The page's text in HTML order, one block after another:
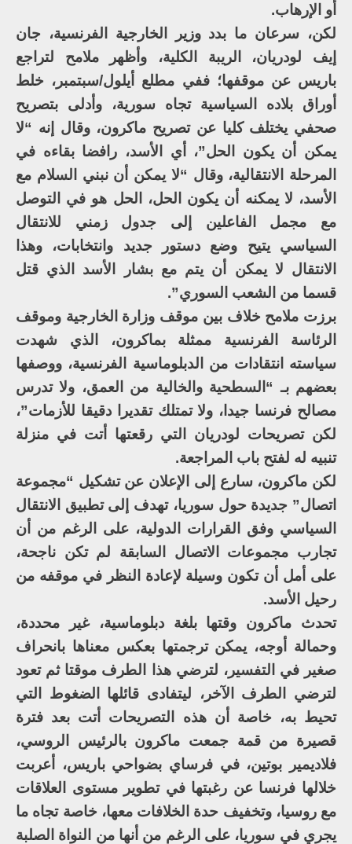
أو الإرهاب.
لكن، سرعان ما بدد وزير الخارجية الفرنسية، جان
إيف لودريان، الريبة الكلية، وأظهر ملامح لتراجع
باريس عن موقفها؛ ففي مطلع أيلول/سبتمبر، خلط
أوراق بلاده السياسية تجاه سورية، وأدلى بتصريح
صحفي يختلف كليا عن تصريح ماكرون، وقال إنه “لا
يمكن أن يكون الحل”، أي الأسد، رافضا بقاءه في
المرحلة الانتقالية، وقال “لا يمكن أن نبني السلام مع
الأسد، لا يمكنه أن يكون الحل، الحل هو في التوصل
مع مجمل الفاعلين إلى جدول زمني للانتقال
السياسي يتيح وضع دستور جديد وانتخابات، وهذا
الانتقال لا يمكن أن يتم مع بشار الأسد الذي قتل
قسما من الشعب السوري”.
برزت ملامح خلاف بين موقف وزارة الخارجية وموقف
الرئاسة الفرنسية ممثلة بماكرون، الذي شهدت
سياسته انتقادات من الدبلوماسية الفرنسية، ووصفها
بعضهم بـ “السطحية والخالية من العمق، ولا تدرس
مصالح فرنسا جيدا، ولا تمتلك تقديرا دقيقا للأزمات”،
لكن تصريحات لودريان التي رقعتها أتت في منزلة
تنبيه له لفتح باب المراجعة.
لكن ماكرون، سارع إلى الإعلان عن تشكيل “مجموعة
اتصال” جديدة حول سوريا، تهدف إلى تطبيق الانتقال
السياسي وفق القرارات الدولية، على الرغم من أن
تجارب مجموعات الاتصال السابقة لم تكن ناجحة،
على أمل أن تكون وسيلة لإعادة النظر في موقفه من
رحيل الأسد.
تحدث ماكرون وقتها بلغة دبلوماسية، غير محددة،
وحمالة أوجه، يمكن ترجمتها بعكس معناها بانحراف
صغير في التفسير، لترضي هذا الطرف موقتا ثم تعود
لترضي الطرف الآخر، ليتفادى قائلها الضغوط التي
تحيط به، خاصة أن هذه التصريحات أتت بعد فترة
قصيرة من قمة جمعت ماكرون بالرئيس الروسي،
فلاديمير بوتين، في فرساي بضواحي باريس، أعربت
خلالها فرنسا عن رغبتها في تطوير مستوى العلاقات
مع روسيا، وتخفيف حدة الخلافات معها، خاصة تجاه ما
يجري في سوريا، على الرغم من أنها من النواة الصلبة